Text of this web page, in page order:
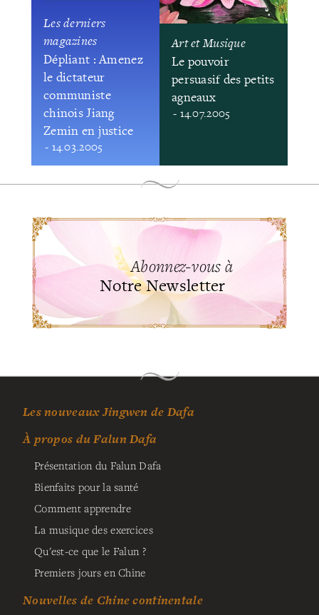
Les derniers
magazines
Dépliant : Amenez
le dictateur
communiste
chinois Jiang
Zemin en justice
- 14.03.2005
Art et Musique
Le pouvoir
persuasif des petits
agneaux
- 14.07.2005
Abonnez-vous à
Notre Newsletter
Les nouveaux Jingwen de Dafa
À propos du Falun Dafa
Présentation du Falun Dafa
Bienfaits pour la santé
Comment apprendre
La musique des exercices
Qu'est-ce que le Falun ?
Premiers jours en Chine
Nouvelles de Chine continentale